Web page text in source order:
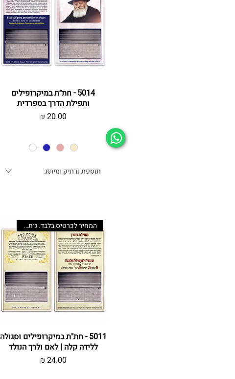
תצוגה מהירה
5014 - חת״ת במיקרופילים
ותפילת הדרך בספרדית
מחיר
תוספת נרתיק ומיתוג
תצוגה מהירה
המחיר לכרטיס בלבד. ניתן לשדרג
5011 - חת"ת במיקרופילים וסגולה
ללידה קלה | לאם ולרך הנולד
מחיר